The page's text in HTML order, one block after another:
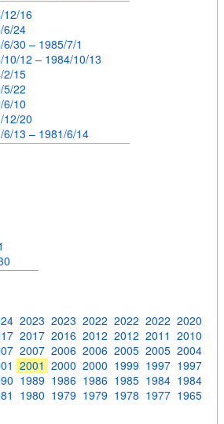
12/16
6/24
6/30 – 1985/7/1
10/12 – 1984/10/13
2/15
5/22
6/10
12/20
6/13 – 1981/6/14
2023 2023 2022 2022 2022 2020
2017 2016 2012 2012 2011 2010
2007 2006 2006 2005 2005 2004
2001 2000 2000 1999 1997 1997
1989 1986 1986 1985 1984 1984
1980 1979 1979 1978 1977 1965